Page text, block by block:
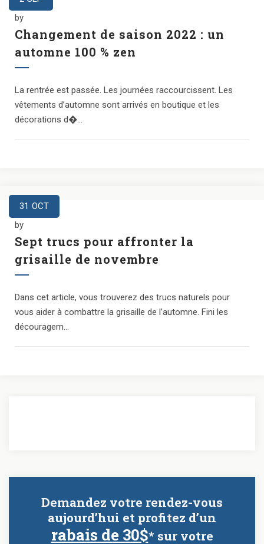
by
Changement de saison 2022 : un
automne 100 % zen
La rentrée est passée. Les journées raccourcissent. Les
vêtements d’automne sont arrivés en boutique et les
décorations d�...
31 OCT
by
Sept trucs pour affronter la
grisaille de novembre
Dans cet article, vous trouverez des trucs naturels pour
vous aider à combattre la grisaille de l’automne. Fini les
découragem...
Demandez votre rendez-vous
aujourd’hui et profitez d’un
rabais de 30$* sur votre